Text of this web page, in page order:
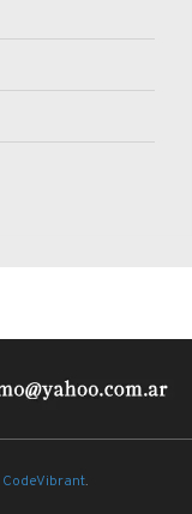
CodeVibrant.